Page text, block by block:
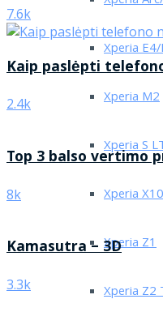
Xperia
Xperia M2
Xperia S
Xperia
Xperia Z1
Xperia Z2
7.6k
Kaip paslėpti
2.4k
Top 3 balso vertimo
8k
Kamasutra – 3D
3.3k